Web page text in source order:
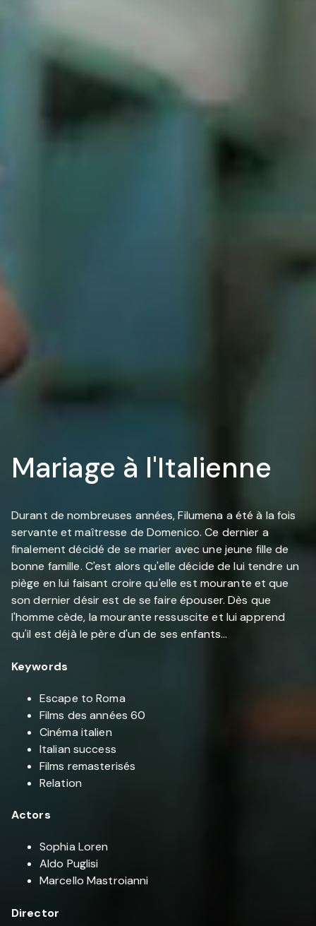
Mariage à l'Italienne
Durant de nombreuses années, Filumena a été à la fois
servante et maîtresse de Domenico. Ce dernier a
finalement décidé de se marier avec une jeune fille de
bonne famille. C'est alors qu'elle décide de lui tendre un
piège en lui faisant croire qu'elle est mourante et que
son dernier désir est de se faire épouser. Dès que
l'homme cède, la mourante ressuscite et lui apprend
qu'il est déjà le père d'un de ses enfants...
Keywords
Escape to Roma
Films des années 60
Cinéma italien
Italian success
Films remasterisés
Relation
Actors
Sophia Loren
Aldo Puglisi
Marcello Mastroianni
Director